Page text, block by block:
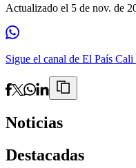
Actualizado el 5 de nov. de
Sigue el canal de El País
Noticias
Destacadas